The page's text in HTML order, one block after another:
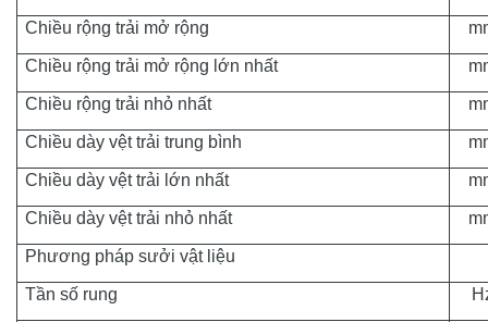
Chiều rộng trải mở rộng
Chiều rộng trải mở rộng lớn nhất
Chiều rộng trải nhỏ nhất
Chiều dày vệt trải trung bình
Chiều dày vệt trải lớn nhất
Chiều dày vệt trải nhỏ nhất
Phương pháp sưởi vật liệu
Tần số rung